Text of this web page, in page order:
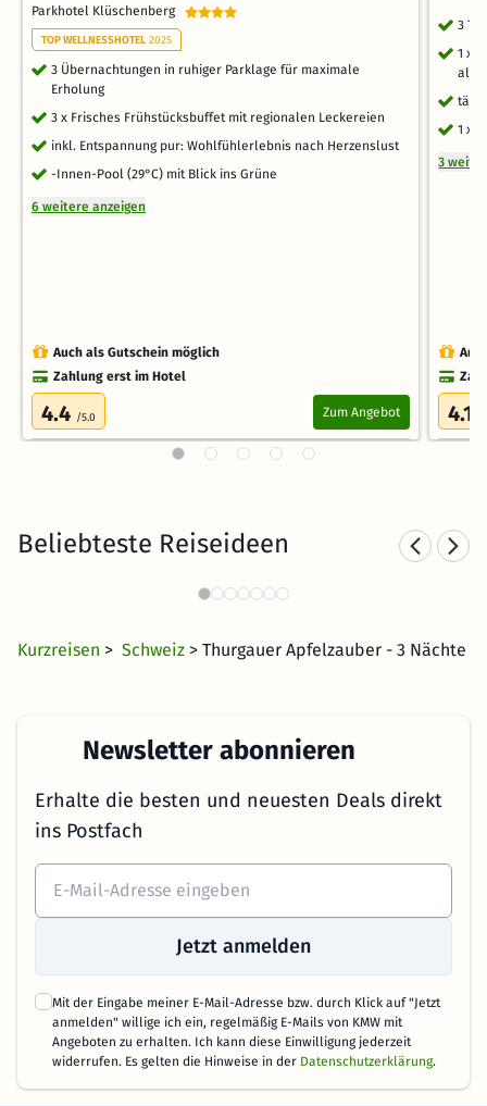
Parkhotel Klüschenberg
TOP WELLNESSHOTEL 2025
3 Übernachtungen in ruhiger Parklage für maximale
Erholung
3 x Frisches Frühstücksbuffet mit regionalen Leckereien
inkl. Entspannung pur: Wohlfühlerlebnis nach Herzenslust
-Innen-Pool (29°C) mit Blick ins Grüne
6 weitere anzeigen
Auch als Gutschein möglich
Zahlung erst im Hotel
4.4 /5.0 Zum Angebot
3
1 x
1 x
3
4.1
Beliebteste Reiseideen
Kurzurlaub am See
1671 Angebote
Kurzreisen > Schweiz > Thurgauer Apfelzauber - 3 Nächte
Newsletter abonnieren
Erhalte die besten und neuesten Deals direkt
ins Postfach
Jetzt anmelden
Mit der Eingabe meiner E-Mail-Adresse bzw. durch Klick auf "Jetzt
anmelden" willige ich ein, regelmäßig E-Mails von KMW mit
Angeboten zu erhalten. Ich kann diese Einwilligung jederzeit
widerrufen. Es gelten die Hinweise in der Datenschutzerklärung.